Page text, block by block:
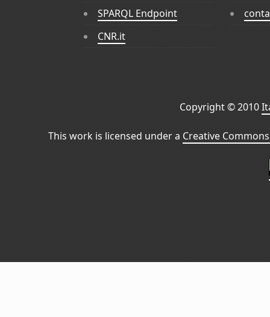
SPARQL Endpoint
CNR.it
Copyright © 2010
This work is licensed under a Creative